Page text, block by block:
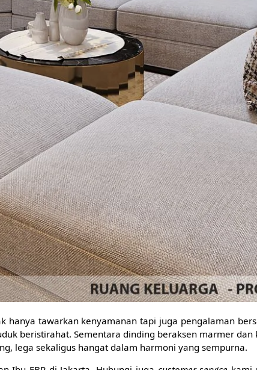
hanya tawarkan kenyamanan tapi juga pengalaman
beristirahat. Sementara dinding beraksen marmer
lega sekaligus hangat dalam harmoni yang sempurna.